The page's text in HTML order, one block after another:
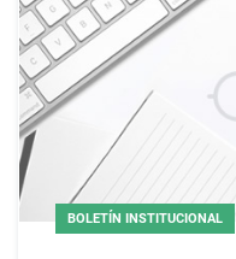
BOLETÍN INSTITUCIONAL